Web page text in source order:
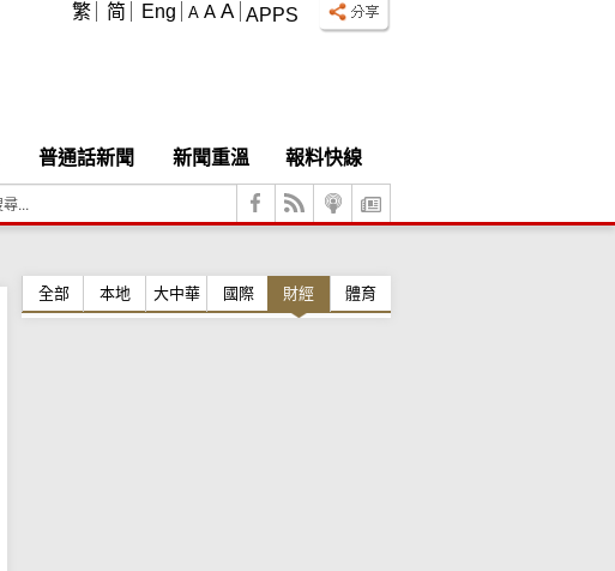
APPS
A A A
繁 简 Eng
普通話新聞 新聞重溫
報料快線
全部 本地 大中華 國際 財經 體育